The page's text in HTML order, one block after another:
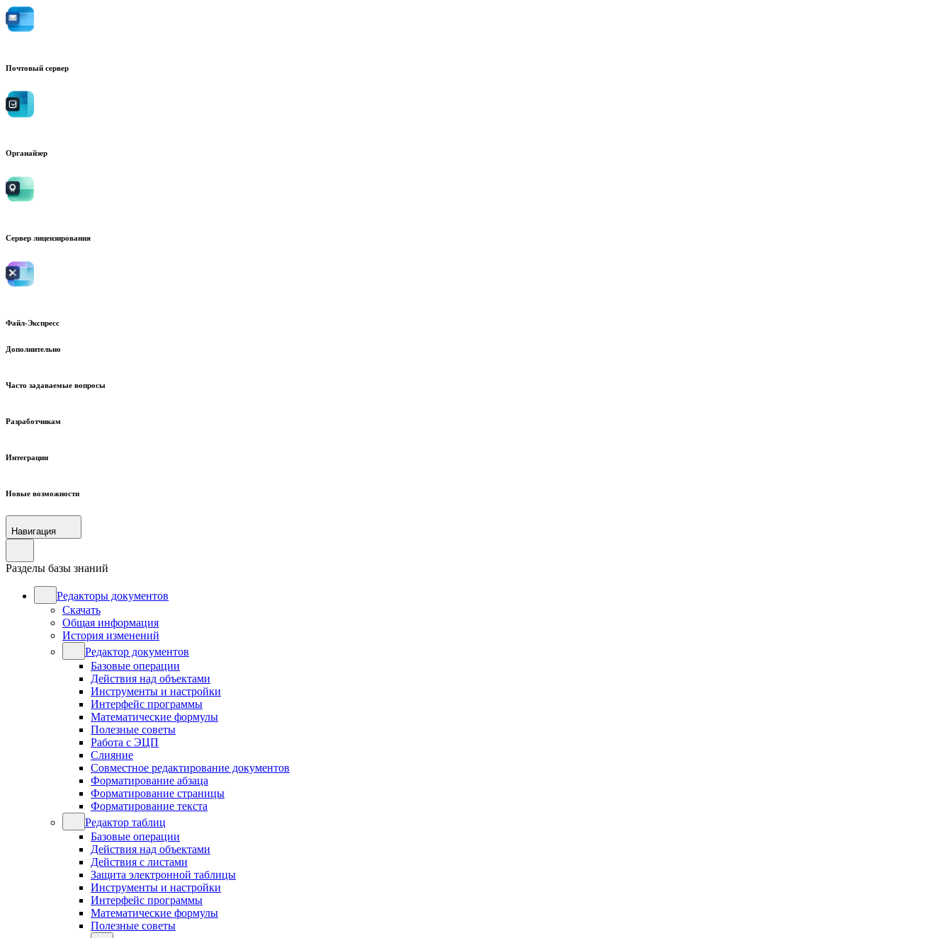
Почтовый сервер
Органайзер
Сервер лицензирования
Файл-Экспресс
Дополнительно
Часто задаваемые вопросы
Разработчикам
Интеграции
Новые возможности
Навигация
Разделы базы знаний
Редакторы документов
Скачать
Общая информация
История изменений
Редактор документов
Базовые операции
Действия над объектами
Инструменты и настройки
Интерфейс программы
Математические формулы
Полезные советы
Работа с ЭЦП
Слияние
Совместное редактирование документов
Форматирование абзаца
Форматирование страницы
Форматирование текста
Редактор таблиц
Базовые операции
Действия над объектами
Действия с листами
Защита электронной таблицы
Инструменты и настройки
Интерфейс программы
Математические формулы
Полезные советы